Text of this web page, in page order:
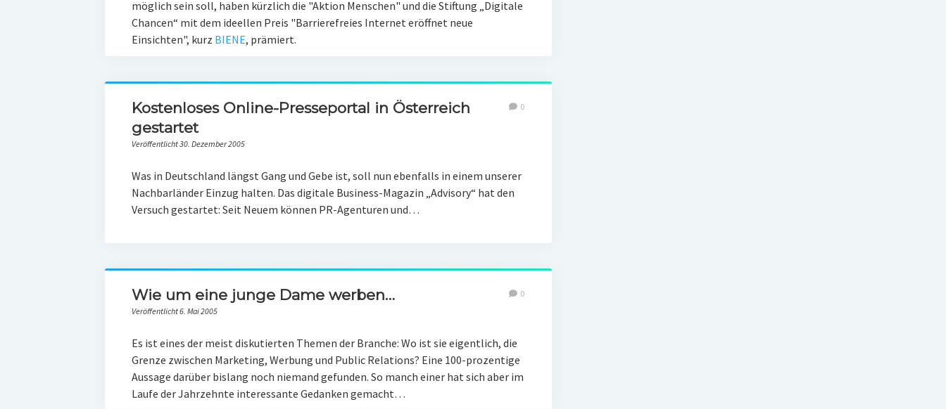
möglich sein soll, haben kürzlich die "Aktion Menschen" und die Stiftung „Digitale
Chancen“ mit dem ideellen Preis "Barrierefreies Internet eröffnet neue
Einsichten", kurz BIENE, prämiert.
Kostenloses Online-Presseportal in Österreich
gestartet
Veröffentlicht 30. Dezember 2005
0
Was in Deutschland längst Gang und Gebe ist, soll nun ebenfalls in einem unserer
Nachbarländer Einzug halten. Das digitale Business-Magazin „Advisory“ hat den
Versuch gestartet: Seit Neuem können PR-Agenturen und…
Wie um eine junge Dame werben…
Veröffentlicht 6. Mai 2005
0
Es ist eines der meist diskutierten Themen der Branche: Wo ist sie eigentlich, die
Grenze zwischen Marketing, Werbung und Public Relations? Eine 100-prozentige
Aussage darüber bislang noch niemand gefunden. So manch einer hat sich aber im
Laufe der Jahrzehnte interessante Gedanken gemacht…